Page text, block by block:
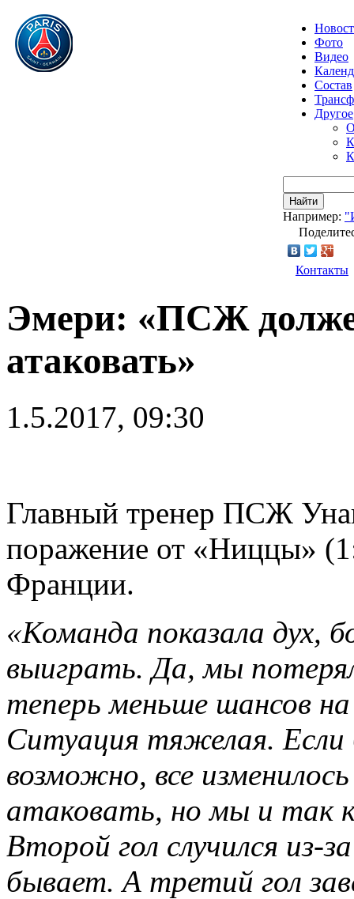
Фото
Видео
Состав
Другое
Найти
Например:
Контакты
Эмери: «ПСЖ
атаковать»
1.5.2017, 09:30
Главный тренер ПСЖ
поражение от «Ниццы»
Франции.
«Команда показала дух,
выиграть. Да, мы
теперь меньше шансов
Ситуация тяжелая.
возможно, все
атаковать, но мы и так
Второй гол случился из-
бывает. А третий гол